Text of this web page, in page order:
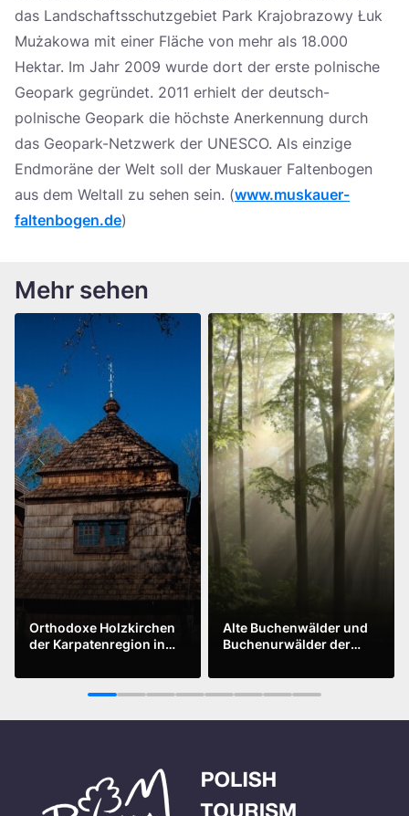
das Landschaftsschutzgebiet Park Krajobrazowy Łuk
Mużakowa mit einer Fläche von mehr als 18.000
Hektar. Im Jahr 2009 wurde dort der erste polnische
Geopark gegründet. 2011 erhielt der deutsch-
polnische Geopark die höchste Anerkennung durch
das Geopark-Netzwerk der UNESCO. Als einzige
Endmoräne der Welt soll der Muskauer Faltenbogen
aus dem Weltall zu sehen sein. (www.muskauer-
faltenbogen.de)
Mehr sehen
Orthodoxe Holzkirchen
der Karpatenregion in
Mehr sehen
Alte Buchenwälder und
Buchenurwälder der
Regionen Europas
Mehr sehen
1 2 3 4 5 6 7 8